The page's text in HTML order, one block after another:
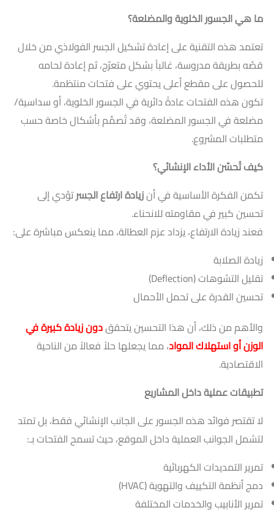
ما هي الجسور الخلوية والمضلعة؟
تعتمد هذه التقنية على إعادة تشكيل الجسر الفولاذي من خلال
قصّه بطريقة مدروسة، غالباً بشكل متعرّج، ثم إعادة لحامه
للحصول على مقطع أعلى يحتوي على فتحات منتظمة.
تكون هذه الفتحات عادةً دائرية في الجسور الخلوية، أو سداسية/
مضلعة في الجسور المضلعة، وقد تُصمَّم بأشكال خاصة حسب
متطلبات المشروع.
كيف تُحسّن الأداء الإنشائي؟
تكمن الفكرة الأساسية في أنزيادة ارتفاع الجسرتؤدي إلى
تحسين كبير في مقاومته للانحناء.
فعند زيادة الارتفاع، يزداد عزم العطالة، مما ينعكس مباشرة على:
زيادة الصلابة
تقليل التشوهات (Deflection)
تحسين القدرة على تحمل الأحمال
والأهم من ذلك، أن هذا التحسين يتحققدون زيادة كبيرة في
الوزن أو استهلاك المواد، مما يجعلها حلاً فعالاً من الناحية
الاقتصادية.
تطبيقات عملية داخل المشاريع
لا تقتصر فوائد هذه الجسور على الجانب الإنشائي فقط، بل تمتد
لتشمل الجوانب العملية داخل الموقع، حيث تسمح الفتحات بـ:
تمرير التمديدات الكهربائية
دمج أنظمة التكييف والتهوية (HVAC)
تمرير الأنابيب والخدمات المختلفة